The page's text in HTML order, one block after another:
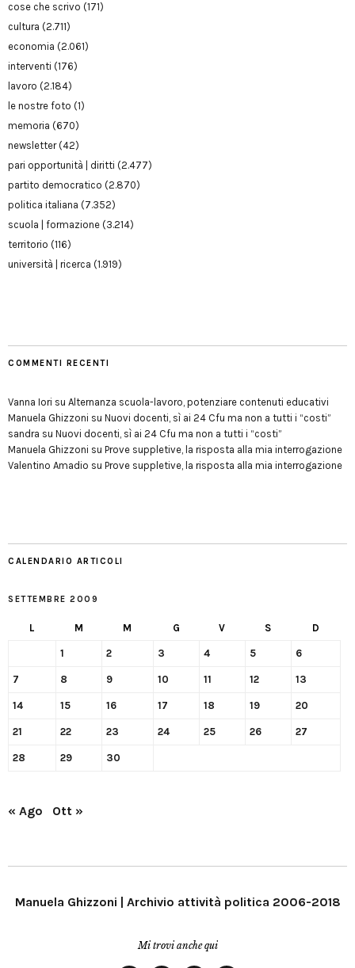
cose che scrivo (171)
cultura (2.711)
economia (2.061)
interventi (176)
lavoro (2.184)
le nostre foto (1)
memoria (670)
newsletter(42)
pari opportunità | diritti (2.477)
partito democratico (2.870)
politica italiana (7.352)
scuola | formazione (3.214)
territorio (116)
università | ricerca (1.919)
COMMENTI RECENTI
Vanna Iori su Alternanza scuola-lavoro, potenziare contenuti educativi
Manuela Ghizzoni su Nuovi docenti, sì ai 24 Cfu ma non a tutti i “costi”
sandra su Nuovi docenti, sì ai 24 Cfu ma non a tutti i “costi”
Manuela Ghizzoni su Prove suppletive, la risposta alla mia interrogazione
Valentino Amadio su Prove suppletive, la risposta alla mia interrogazione
CALENDARIO ARTICOLI
SETTEMBRE 2009
L M M G V S D
1 2 3 4 5 6
7 8 9 10 11 12 13
14 15 16 17 18 19 20
21 22 23 24 25 26 27
28 29 30
« Ago Ott »
Manuela Ghizzoni | Archivio attività politica 2006-2018
Mi trovi anche qui